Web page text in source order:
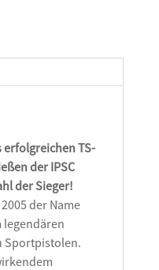
erfolgreichen TS-
der IPSC
der Sieger!
2005 der Name
legendären
Sportpistolen.